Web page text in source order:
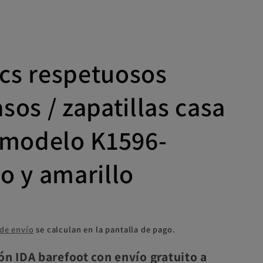
respetuosos
/ zapatillas casa
K1596-
y amarillo
envío se calculan en la pantalla de pago.
IDA barefoot con envío gratuito a